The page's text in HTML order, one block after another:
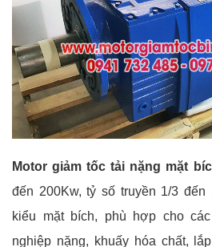
Motor giảm tốc tải nặng mặt
đến 200Kw, tỷ số truyền 1/3
kiểu mặt bích, phù hợp cho
nghiệp nặng, khuấy hóa chất,